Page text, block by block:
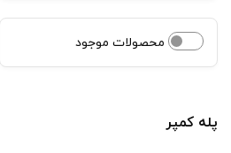
محصولات موجود
پله کمپر